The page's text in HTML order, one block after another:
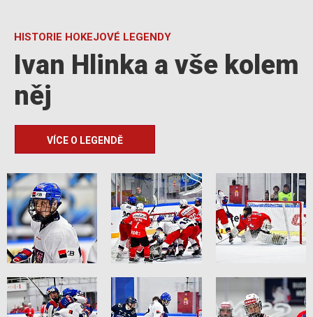
HISTORIE HOKEJOVÉ LEGENDY
Ivan Hlinka a vše kolem
něj
VÍCE O LEGENDĚ